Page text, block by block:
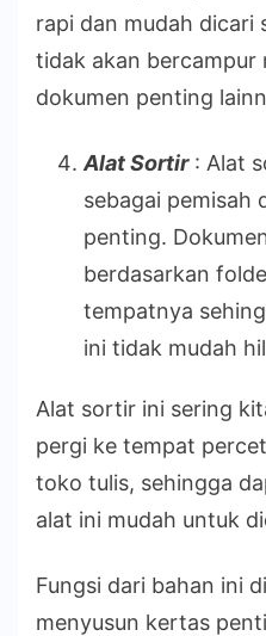
rapi dan mudah dicari
tidak akan bercampur
dokumen penting
Alat Sortir: Alat
sebagai pemisah
penting.
berdasarkan
tempatnya
ini tidak mudah
Alat sortir ini sering
pergi ke tempat
toko tulis, sehingga
alat ini mudah untuk
Fungsi dari bahan ini
menyusun kertas